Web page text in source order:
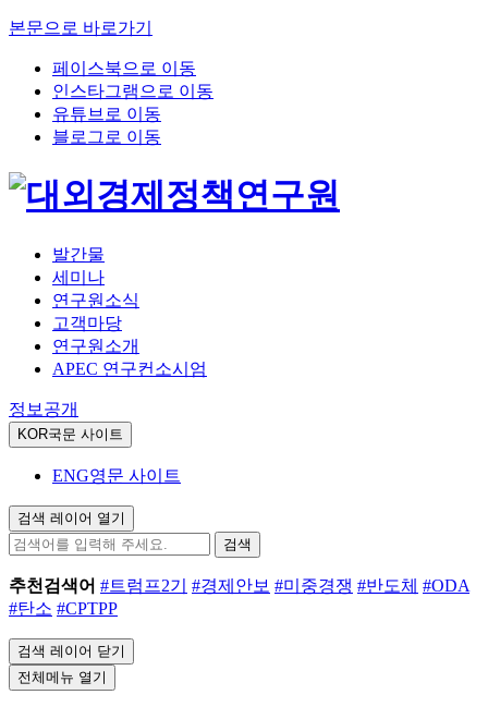
본문으로 바로가기
페이스북으로 이동
인스타그램으로 이동
유튜브로 이동
블로그로 이동
발간물
세미나
연구원소식
고객마당
연구원소개
APEC 연구컨소시엄
정보공개
KOR국문 사이트
ENG영문 사이트
검색 레이어 열기
검색
추천검색어 #트럼프2기 #경제안보 #미중경쟁 #반도체 #ODA
#탄소 #CPTPP
검색 레이어 닫기
전체메뉴 열기